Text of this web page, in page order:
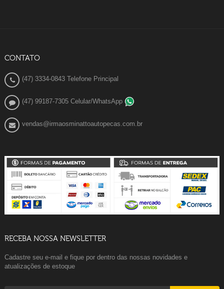
CONTATO
(47) 3334-0843 Telefone Principal
(47) 99187-7305 Celular/WhatsApp
vendas@irmaosminattoautopecas.com.br
RECEBA NOSSA NEWSLETTER
Cadastre seu e-mail e fique por dentro das nossas novidades e
atualizações de estoque